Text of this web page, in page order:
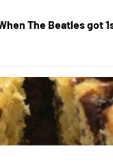
The Beatles got